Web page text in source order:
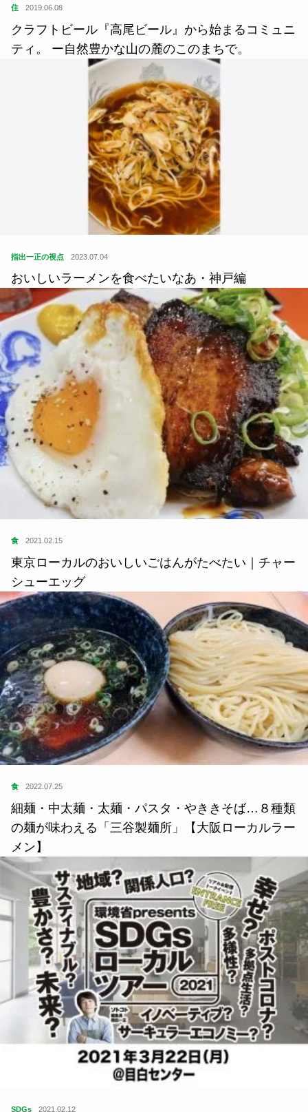
住 2019.06.08
クラフトビール『高尾ビール』から始まるコミュニ
ティ。 ー自然豊かな山の麓のこのまちで。
指出一正の視点 2023.07.04
おいしいラーメンを食べたいなあ・神戸編
食 2021.02.15
東京ローカルのおいしいごはんがたべたい｜チャー
シューエッグ
食 2022.07.25
細麺・中太麺・太麺・パスタ・やききそば…８種類
の麺が味わえる「三谷製麺所」【大阪ローカルラー
メン】
SDGs 2021.02.12